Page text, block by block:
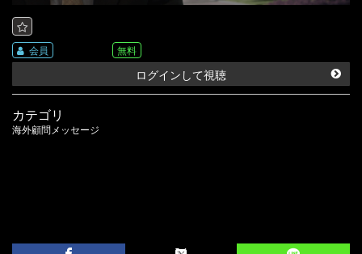
会員 無料
ログインして視聴
カテゴリ
海外顧問メッセージ